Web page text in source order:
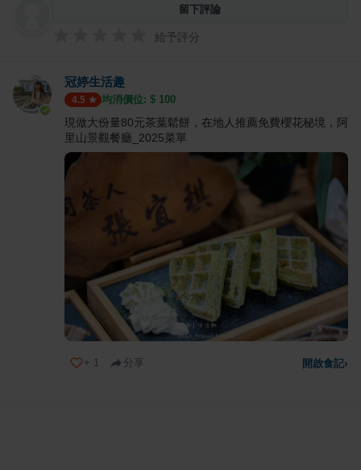
留下評論
給予評分
冠婷生活趣
4.5 均消價位: $ 100
現做大份量80元茶葉鬆餅，在地人推薦免費櫻花秘境，阿
里山景觀餐廳_2025菜單
+ 1 分享 開啟食記›